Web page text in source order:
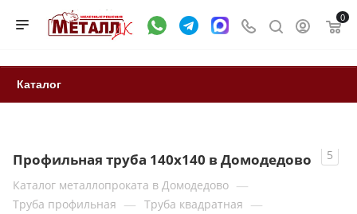
0
Каталог
Профильная труба 140x140 в Домодедово
5
Каталог металлопроката в Домодедово —
Труба профильная — Труба квадратная —